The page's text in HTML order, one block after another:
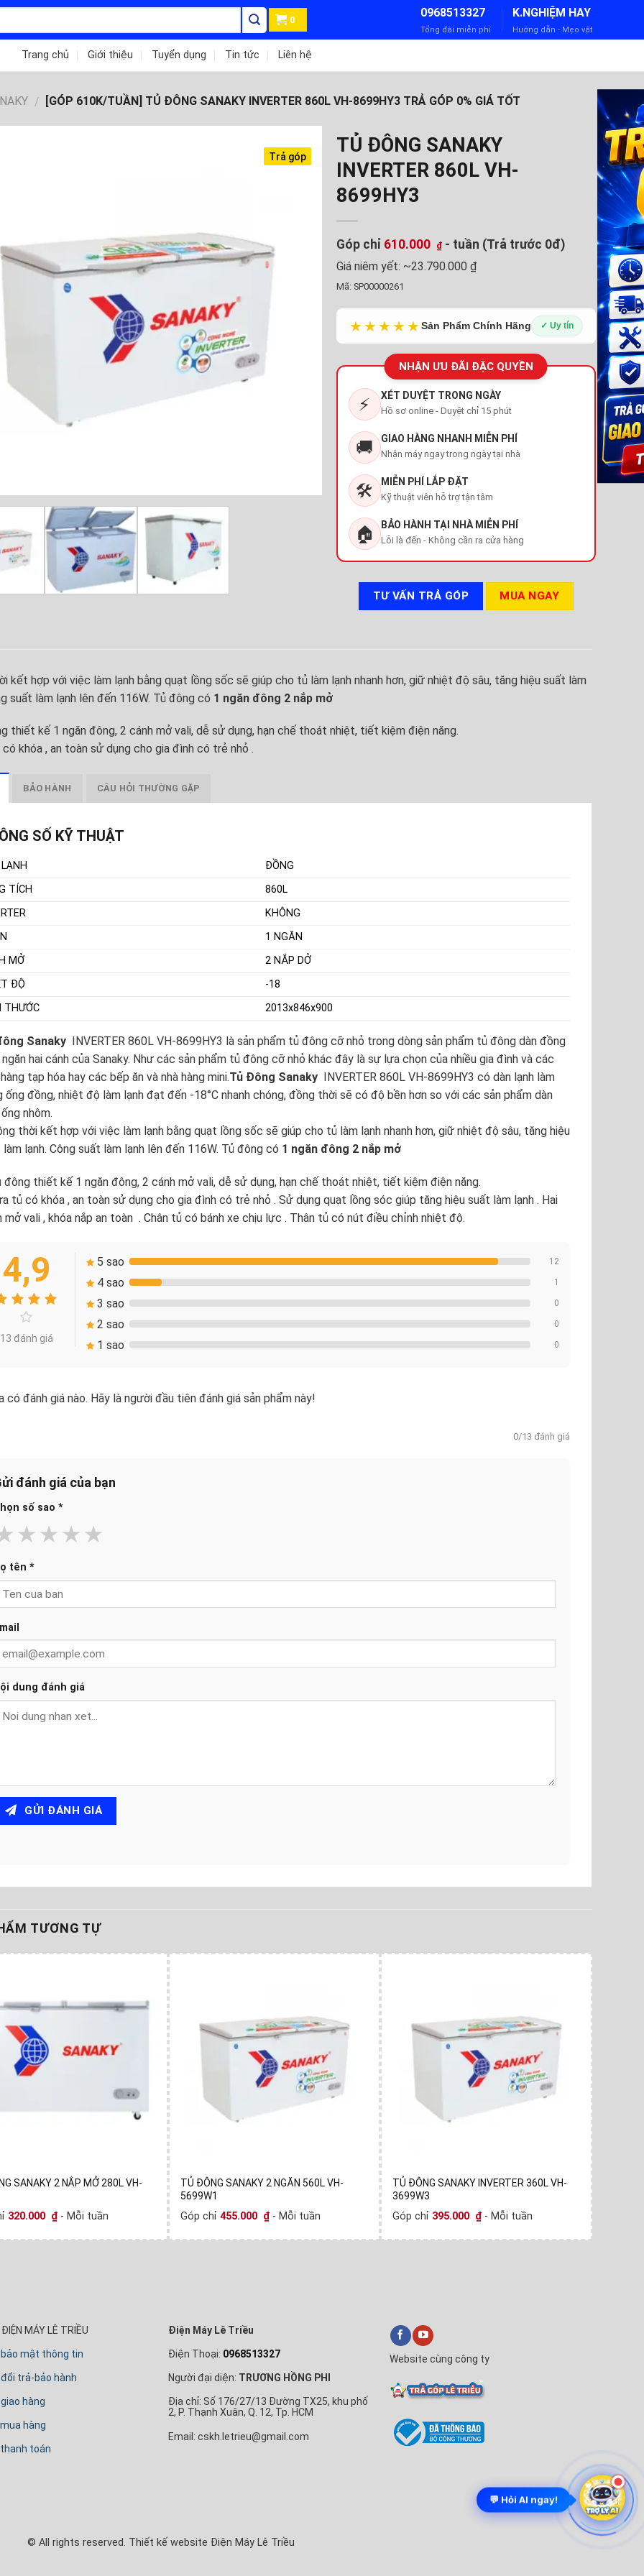
0
0968513327
Tổng đài miễn phí
K.NGHIỆM HAY
Hướng dẫn - Mẹo vặt
Trang chủ Giới thiệu Tuyển dụng Tin tức Liên hệ
/ [GÓP 610K/TUẦN] TỦ ĐÔNG SANAKY INVERTER 860L VH-8699HY3 TRẢ GÓP 0% GIÁ TỐT
Trả góp
TỦ ĐÔNG SANAKY
INVERTER 860L VH-
8699HY3
Góp chỉ 610.000 ₫ - tuần (Trả trước 0đ)
Giá niêm yết: ~23.790.000 ₫
Mã: SP00000261
★★★★★Sản Phẩm Chính Hãng ✓ Uy tín
NHẬN ƯU ĐÃI ĐẶC QUYỀN
⚡ XÉT DUYỆT TRONG NGÀY
Hồ sơ online - Duyệt chỉ 15 phút
🚚 GIAO HÀNG NHANH MIỄN PHÍ
Nhận máy ngay trong ngày tại nhà
🛠️ MIỄN PHÍ LẮP ĐẶT
Kỹ thuật viên hỗ trợ tận tâm
🏠 BẢO HÀNH TẠI NHÀ MIỄN PHÍ
Lỗi là đến - Không cần ra cửa hàng
TƯ VẤN TRẢ GÓP MUA NGAY
kết hợp với việc làm lạnh bằng quạt lồng sốc sẽ giúp cho tủ làm lạnh nhanh hơn, giữ nhiệt độ sâu, tăng hiệu suất làm
suất làm lạnh lên đến 116W. Tủ đông có 1 ngăn đông 2 nắp mở
thiết kế 1 ngăn đông, 2 cánh mở vali, dễ sử dụng, hạn chế thoát nhiệt, tiết kiệm điện năng.
khóa , an toàn sử dụng cho gia đình có trẻ nhỏ .
BẢO HÀNH CÂU HỎI THƯỜNG GẶP
SỐ KỸ THUẬT
ĐỒNG
TÍCH
860L
KHÔNG
1 NGĂN
MỞ
2 NẮP DỞ
ĐỘ
-18
THƯỚC
2013x846x900
Sanaky INVERTER 860L VH-8699HY3 là sản phẩm tủ đông cỡ nhỏ trong dòng sản phẩm tủ đông dàn đồng
hai cánh của Sanaky. Như các sản phẩm tủ đông cỡ nhỏ khác đây là sự lựa chọn của nhiều gia đình và các
tạp hóa hay các bếp ăn và nhà hàng mini.Tủ Đông Sanaky INVERTER 860L VH-8699HY3 có dàn lạnh làm
ống đồng, nhiệt độ làm lạnh đạt đến -18°C nhanh chóng, đồng thời sẽ có độ bền hơn so với các sản phẩm dàn
nhôm.
thời kết hợp với việc làm lạnh bằng quạt lồng sốc sẽ giúp cho tủ làm lạnh nhanh hơn, giữ nhiệt độ sâu, tăng hiệu
lạnh. Công suất làm lạnh lên đến 116W. Tủ đông có 1 ngăn đông 2 nắp mở
đông thiết kế 1 ngăn đông, 2 cánh mở vali, dễ sử dụng, hạn chế thoát nhiệt, tiết kiệm điện năng.
tủ có khóa , an toàn sử dụng cho gia đình có trẻ nhỏ . Sử dụng quạt lồng sóc giúp tăng hiệu suất làm lạnh . Hai
mở vali , khóa nắp an toàn . Chân tủ có bánh xe chịu lực . Thân tủ có nút điều chỉnh nhiệt độ.
4,9
13 đánh giá
5 sao 12
4 sao 1
3 sao 0
2 sao 0
1 sao 0
có đánh giá nào. Hãy là người đầu tiên đánh giá sản phẩm này!
0/13 đánh giá
đánh giá của bạn
số sao *
★
★
★
★
tên *
dung đánh giá
GỬI ĐÁNH GIÁ
TƯƠNG TỰ
SANAKY 2 NẮP MỞ 280L VH-
320.000 ₫ - Mỗi tuần
TỦ ĐÔNG SANAKY 2 NGĂN 560L VH-
5699W1
Góp chỉ 455.000 ₫ - Mỗi tuần
TỦ ĐÔNG SANAKY INVERTER 360L VH-
3699W3
Góp chỉ 395.000 ₫ - Mỗi tuần
MÁY LÊ TRIỀU
mật thông tin
trả-bảo hành
hàng
hàng
toán
Điện Máy Lê Triều
Điện Thoại: 0968513327
Người đại diện: TRƯƠNG HỒNG PHI
Địa chỉ: Số 176/27/13 Đường TX25, khu phố
2, P. Thạnh Xuân, Q. 12, Tp. HCM
Email: cskh.letrieu@gmail.com
Website cùng công ty
© All rights reserved. Thiết kế website Điện Máy Lê Triều
💬 Hỏi AI ngay!